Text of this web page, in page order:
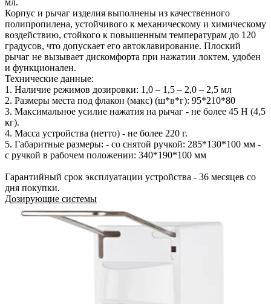
мл.
Корпус и рычаг изделия выполнены из качественного
полипропилена, устойчивого к механическому и химическому
воздействию, стойкого к повышенным температурам до 120
градусов, что допускает его автоклавирование. Плоский
рычаг не вызывает дискомфорта при нажатии локтем, удобен
и функционален.
Технические данные:
1. Наличие режимов дозировки: 1,0 – 1,5 – 2,0 – 2,5 мл
2. Размеры места под флакон (макс) (ш*в*г): 95*210*80
3. Максимальное усилие нажатия на рычаг - не более 45 Н (4,5
кг).
4. Масса устройства (нетто) - не более 220 г.
5. Габаритные размеры: - со снятой ручкой: 285*130*100 мм -
с ручкой в рабочем положении: 340*190*100 мм
Гарантийный срок эксплуатации устройства - 36 месяцев со
дня покупки.
Дозирующие системы